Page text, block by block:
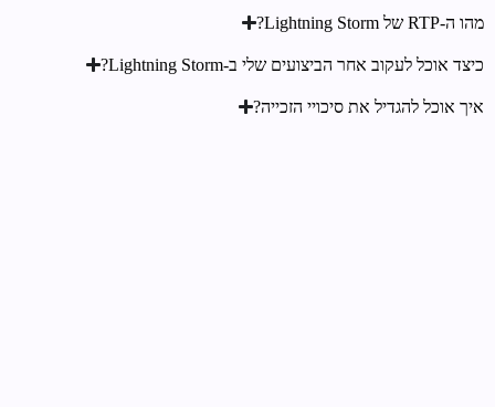
מהו ה-RTP של Lightning Storm?
כיצד אוכל לעקוב אחר הביצועים שלי ב-Lightning Storm?
איך אוכל להגדיל את סיכויי הזכייה?